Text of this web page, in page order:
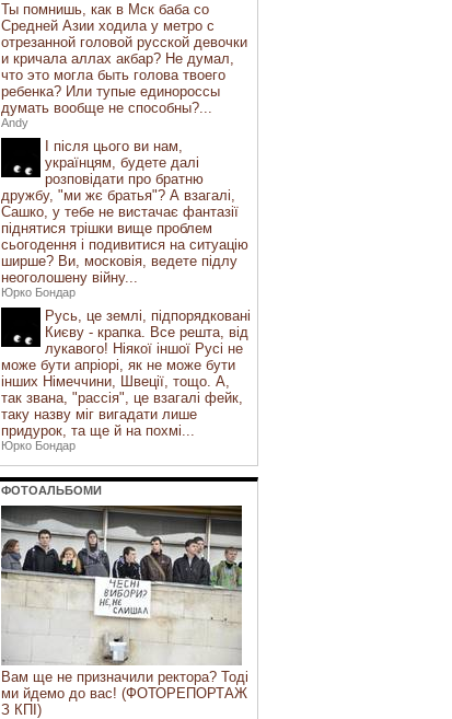
Ты помнишь, как в Мск баба со
Средней Азии ходила у метро с
отрезанной головой русской девочки
и кричала аллах акбар? Не думал,
что это могла быть голова твоего
ребенка? Или тупые единороссы
думать вообще не способны?...
Andy
І після цього ви нам,
українцям, будете далі
розповідати про братню
дружбу, "ми жє братья"? А взагалі,
Сашко, у тебе не вистачає фантазії
піднятися трішки вище проблем
сьогодення і подивитися на ситуацію
ширше? Ви, московія, ведете підлу
неоголошену війну...
Юрко Бондар
Русь, це землі, підпорядковані
Києву - крапка. Все решта, від
лукавого! Ніякої іншої Русі не
може бути апріорі, як не може бути
інших Німеччини, Швеції, тощо. А,
так звана, "рассія", це взагалі фейк,
таку назву міг вигадати лише
придурок, та ще й на похмі...
Юрко Бондар
ФОТОАЛЬБОМИ
Вам ще не призначили ректора? Тоді
ми йдемо до вас! (ФОТОРЕПОРТАЖ
З КПІ)